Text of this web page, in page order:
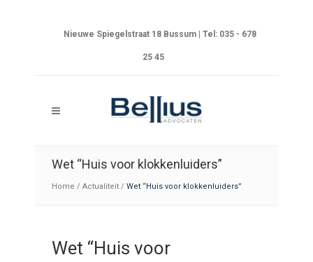
Nieuwe Spiegelstraat 18 Bussum | Tel: 035 - 678
25 45
Wet “Huis voor klokkenluiders”
Home / Actualiteit / Wet “Huis voor klokkenluiders”
Wet “Huis voor